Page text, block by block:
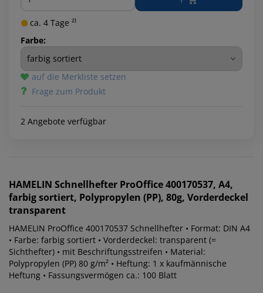
ca. 4 Tage ²⁾
Farbe:
auf die Merkliste setzen
Frage zum Produkt
2 Angebote verfügbar
HAMELIN Schnellhefter ProOffice 400170537, A4,
farbig sortiert, Polypropylen (PP), 80g, Vorderdeckel
transparent
HAMELIN ProOffice 400170537 Schnellhefter • Format: DIN A4
• Farbe: farbig sortiert • Vorderdeckel: transparent (=
Sichthefter) • mit Beschriftungsstreifen • Material:
Polypropylen (PP) 80 g/m² • Heftung: 1 x kaufmännische
Heftung • Fassungsvermögen ca.: 100 Blatt